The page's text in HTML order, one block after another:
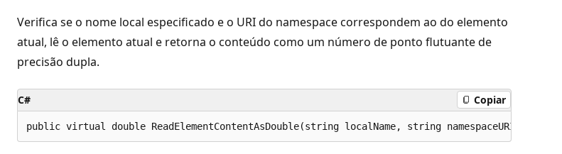
Verifica se o nome local especificado e o URI do namespace correspondem ao do elemento
atual, lê o elemento atual e retorna o conteúdo como um número de ponto flutuante de
precisão dupla.
C# Copiar
public virtual double ReadElementContentAsDouble(string localName, string namespaceURI);